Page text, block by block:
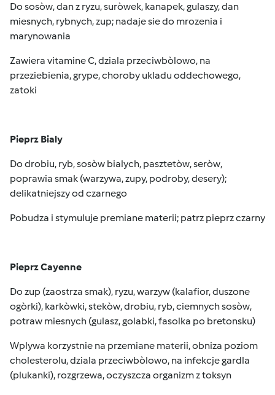
Do sosòw, dan z ryzu, suròwek, kanapek, gulaszy, dan
miesnych, rybnych, zup; nadaje sie do mrozenia i
marynowania
Zawiera vitamine C, dziala przeciwbòlowo, na
przeziebienia, grype, choroby ukladu oddechowego,
zatoki
Pieprz Bialy
Do drobiu, ryb, sosòw bialych, pasztetòw, seròw,
poprawia smak (warzywa, zupy, podroby, desery);
delikatniejszy od czarnego
Pobudza i stymuluje premiane materii; patrz pieprz czarny
Pieprz Cayenne
Do zup (zaostrza smak), ryzu, warzyw (kalafior, duszone
ogòrki), karkòwki, stekòw, drobiu, ryb, ciemnych sosòw,
potraw miesnych (gulasz, golabki, fasolka po bretonsku)
Wplywa korzystnie na przemiane materii, obniza poziom
cholesterolu, dziala przeciwbòlowo, na infekcje gardla
(plukanki), rozgrzewa, oczyszcza organizm z toksyn